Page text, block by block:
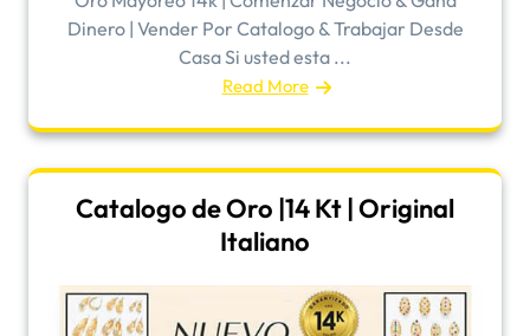
Dinero | Vender Por Catalogo & Trabajar Desde
Casa Si usted esta ...
Read More
Catalogo de Oro |14 Kt | Original
Italiano